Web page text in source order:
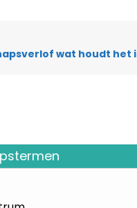
wat houdt het